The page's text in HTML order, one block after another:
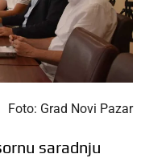
Foto: Grad Novi Pazar
saradnju